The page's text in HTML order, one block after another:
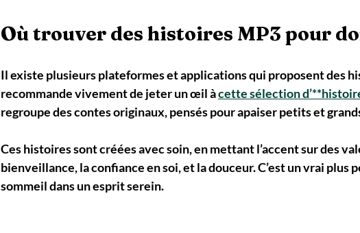
Où trouver des histoires MP3 pour
Il existe plusieurs plateformes et applications qui proposent des
recommande vivement de jeter un œil à cette sélection
regroupe des contes originaux, pensés pour apaiser petits et
Ces histoires sont créées avec soin, en mettant l’accent sur des
bienveillance, la confiance en soi, et la douceur. C’est un vrai plus
sommeil dans un esprit serein.